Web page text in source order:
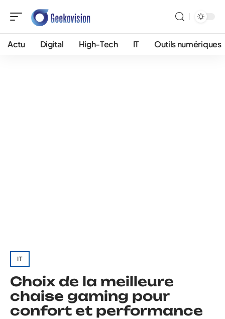
Actu Digital High-Tech IT Outils numériques
IT
Choix de la meilleure
chaise gaming pour
confort et performance